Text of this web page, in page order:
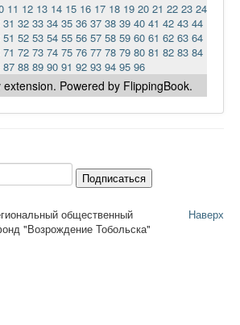
11 12 13 14 15 16 17 18 19 20 21 22 23 24
31 32 33 34 35 36 37 38 39 40 41 42 43 44
51 52 53 54 55 56 57 58 59 60 61 62 63 64
71 72 73 74 75 76 77 78 79 80 81 82 83 84
87 88 89 90 91 92 93 94 95 96
extension. Powered by FlippingBook.
Подписаться
Наверх
общественный
"Возрождение Тобольска"